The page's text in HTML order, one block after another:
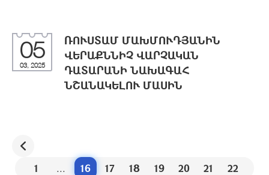
05
03, 2025
ՌՈՒՍՏԱՄ ՄԱԽՄՈՒԴՅԱՆԻՆ
ՎԵՐԱՔՆՆԻՉ ՎԱՐՉԱԿԱՆ
ԴԱՏԱՐԱՆԻ ՆԱԽԱԳԱՀ
ՆՇԱՆԱԿԵԼՈՒ ՄԱՍԻՆ
1 ... 16 17 18 19 20 21
22